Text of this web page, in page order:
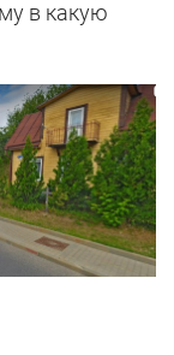
в какую